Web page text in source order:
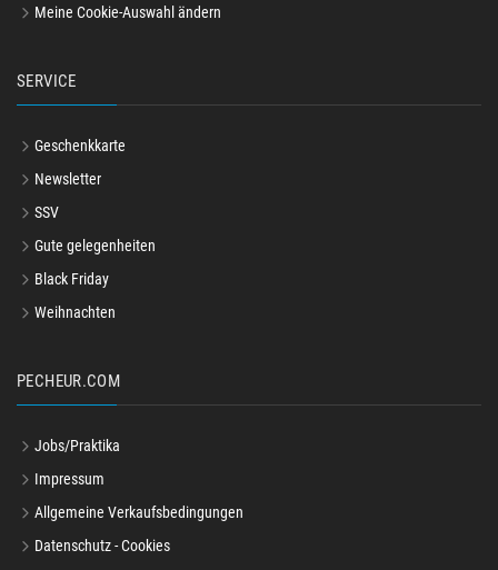
Meine Cookie-Auswahl ändern
SERVICE
Geschenkkarte
Newsletter
SSV
Gute gelegenheiten
Black Friday
Weihnachten
PECHEUR.COM
Jobs/Praktika
Impressum
Allgemeine Verkaufsbedingungen
Datenschutz - Cookies